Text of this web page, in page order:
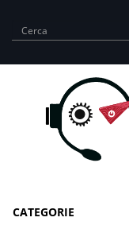
CATEGORIE